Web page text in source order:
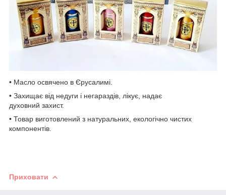
• Масло освячено в Єрусалимі.
• Захищає від недуги і негараздів, лікує, надає
духовний захист.
• Товар виготовлений з натуральних, екологічно чистих
компонентів.
Приховати